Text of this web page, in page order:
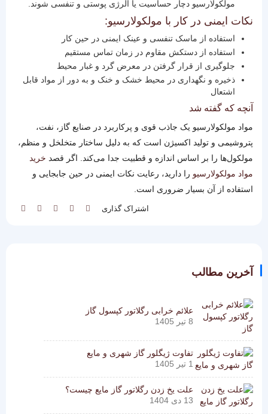
مولکولارسیو دچار حساسیت یا آلرژی پوستی و تنفسی شوند.
نکات ایمنی در کار با مولکولارسیو:
استفاده از ماسک تنفسی و عینک ایمنی در حین کار
استفاده از دستکش مقاوم در زمان تماس مستقیم
جلوگیری از قرار گرفتن در معرض گرد و غبار محیط
ذخیره و نگهداری در محیط خشک و خنک و به دور از مواد قابل
اشتعال
آنچه که گفته شد
مواد مولکولارسیو یک جاذب قوی و پرکاربرد در صنایع گاز، نفت،
پتروشیمی و تولید اکسیژن است که به دلیل ساختار متخلخل و منظم،
مولکول‌ها را بر اساس اندازه و قطبیت جدا می‌کند. اگر قصد خرید
مواد مولکولارسیو را دارید، رعایت نکات ایمنی در حین جابجایی و
استفاده از آن بسیار ضروری است.
اشتراک گذاری
آخرین مطالب
علائم خرابی رگلاتور کپسول گاز
8 تیر 1405
تفاوت ژیگلور گاز شهری و مایع
1 تیر 1405
علت یخ زدن رگلاتور گاز مایع چیست؟
13 دی 1404